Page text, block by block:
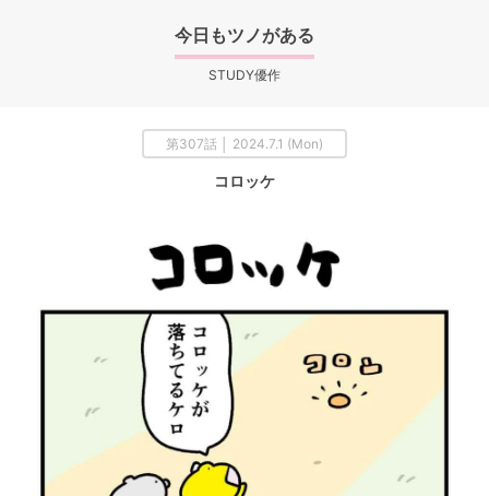
今日もツノがある
STUDY優作
第307話 │ 2024.7.1 (Mon)
コロッケ